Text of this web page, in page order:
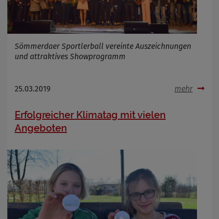
Sömmerdaer Sportlerball vereinte Auszeichnungen
und attraktives Showprogramm
25.03.2019 mehr
Erfolgreicher Klimatag mit vielen
Angeboten